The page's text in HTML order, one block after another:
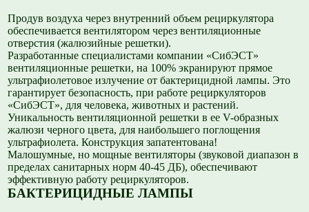
Продув воздуха через внутренний объем рециркулятора
обеспечивается вентилятором через вентиляционные
отверстия (жалюзийные решетки).
Разработанные специалистами компании «СибЭСТ»
вентиляционные решетки, на 100% экранируют прямое
ультрафиолетовое излучение от бактерицидной лампы. Это
гарантирует безопасность, при работе рециркуляторов
«СибЭСТ», для человека, животных и растений.
Уникальность вентиляционной решетки в ее V-образных
жалюзи черного цвета, для наибольшего поглощения
ультрафиолета. Конструкция запатентована!
Малошумные, но мощные вентиляторы (звуковой диапазон в
пределах санитарных норм 40-45 ДБ), обеспечивают
эффективную работу рециркуляторов.
БАКТЕРИЦИДНЫЕ ЛАМПЫ